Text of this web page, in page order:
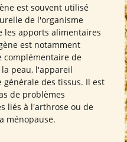
est souvent utilisé
de l'organisme
les apports alimentaires
est notamment
complémentaire de
peau, l'appareil
des tissus. Il est
de problèmes
liés à l'arthrose ou de
ménopause.